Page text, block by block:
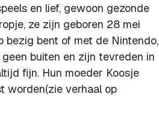
en lief, gewoon gezonde
ze zijn geboren 28 mei
bezig bent of met de Nintendo,
buiten en zijn tevreden in
fijn. Hun moeder Koosje
worden(zie verhaal op